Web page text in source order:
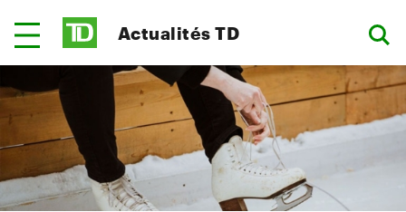
Actualités TD